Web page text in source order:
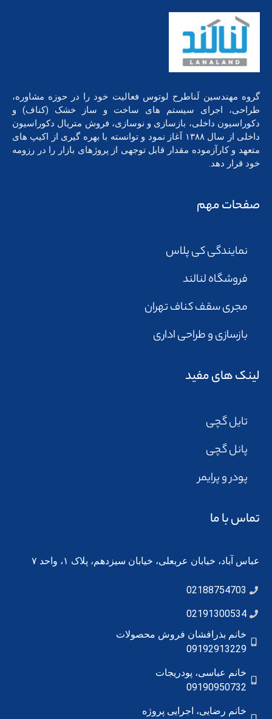
گروه مهندسین لَناطرح لوتوس فعالیت خود را در حوزه مشاوره،
طراحی، اجرای سیستم های ساخت و ساز خشک (کناف) و
دکوراسیون داخلی، بازسازی و نوسازی، فروش متریال دکوراسیون
داخلی از سال ۱۳۸۸ آغاز نمود و توانسته با بهره گیری از اکیپ های
متعهد و کارآزموده مقدار قابل توجهی از پروژهای بازار را در رزومه
خود قرار دهد.
صفحات مهم
نمایندگی کی پلاس
فروشگاه لنالند
مجری سقف کناف تهران
بازسازی و طراحی اداری
لینک های مفید
تایل گچی
پانل گچی
پودر و پرایمر
تماس با ما
عباس آباد، خیابان عربعلی، خیابان سیزدهم، پلاک ۱، واحد ۷
02188754703
02191300534
خانم بذرافشان فروش محصولات
09192913229
خانم عباسی، پودریجات
09190950732
خانم رضایی، اجرایی پروژه